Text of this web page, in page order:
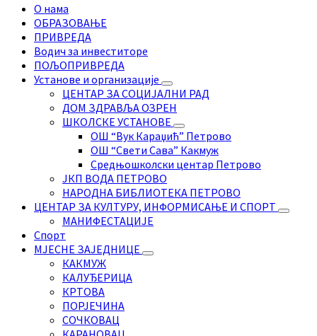
О нама
ОБРАЗОВАЊЕ
ПРИВРЕДА
Водич за инвеститоре
ПОЉОПРИВРЕДА
Установе и организације
ЦЕНТАР ЗА СОЦИЈАЛНИ РАД
ДОМ ЗДРАВЉА ОЗРЕН
ШКОЛСКЕ УСТАНОВЕ
ОШ “Вук Караџић” Петрово
ОШ “Свети Сава” Какмуж
Средњошколски центар Петрово
ЈКП ВОДА ПЕТРОВО
НАРОДНА БИБЛИОТЕКА ПЕТРОВО
ЦЕНТАР ЗА КУЛТУРУ, ИНФОРМИСАЊЕ И СПОРТ
МАНИФЕСТАЦИЈЕ
Спорт
МЈЕСНЕ ЗАЈЕДНИЦЕ
КАКМУЖ
КАЛУЂЕРИЦА
КРТОВА
ПОРЈЕЧИНА
СОЧКОВАЦ